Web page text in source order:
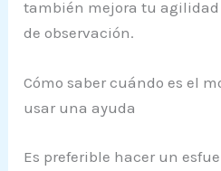
también mejora tu
de observación.
Cómo saber cuándo es el
usar una ayuda
Es preferible hacer un